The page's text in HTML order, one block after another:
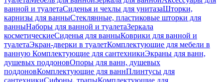
ванной и туалетаСиденья и чехлы для унитазаШторки,
карнизы для ванныСтеклянные, пластиковые шторки для
ванныНаборы для ванной и туалетаЗеркала
косметическиеСиденья для ванныКоврики для ванной и
туалетаЭкран-дверки в туалетКомплектующие для мебели в
ванную Комплектующие для сантехникиЭкраны для ванн,
душевых поддоновОпоры для ванн, душевых
поддоновКомплектующие для ваннПлинтусы для
сантехникиСифоны, трапыКомплектующие для